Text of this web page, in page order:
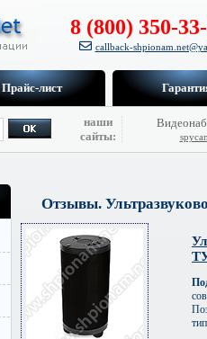
8 (800) 350-
callback-
Прайс-лист
наши
сайты:
Отзывы.